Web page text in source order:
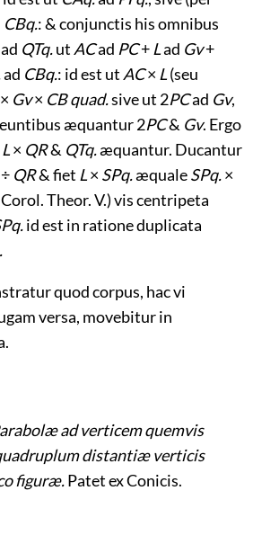
CBq.: & conjunctis his omnibus
QTq.ut ACad PC+ Lad Gv+
ad CBq.: id est ut AC× L(seu
Gv× CB quad.sive ut 2PCad Gv,
æquantur 2PC& Gv. Ergo
L× QR& QTq.æquantur. Ducantur
QR& fiet L× SPq.æqualeSPq.×
Theor. V.) vis centripeta
id est in ratione duplicata
quod corpus, hac vi
versa, movebitur in
ad verticem quemvis
distantiæ verticis
figuræ.Patet ex Conicis.